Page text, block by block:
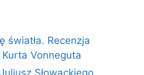
światła. Recenzja
Kurta Vonneguta
Słowackiego